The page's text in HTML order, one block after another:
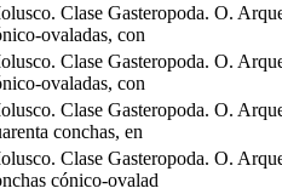
Clase Gasteropoda. O.
ovaladas, con
Clase Gasteropoda. O.
ovaladas, con
Clase Gasteropoda. O.
conchas, en
Clase Gasteropoda. O.
cónico-ovalad